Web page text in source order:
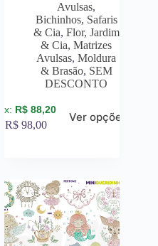
Avulsas,
Bichinhos, Safaris
& Cia, Flor, Jardim
& Cia,Matrizes
Avulsas,Moldura
& Brasão, SEM
DESCONTO
R$ 88,20
R$ 98,00
Ver opções